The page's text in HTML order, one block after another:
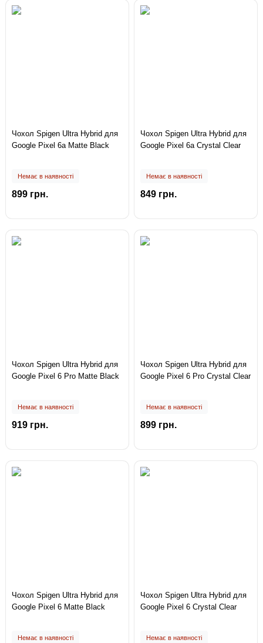
Чохол Spigen Ultra Hybrid для
Google Pixel 6a Matte Black
Немає в наявності
899 грн.
Чохол Spigen Ultra Hybrid для
Google Pixel 6a Crystal Clear
Немає в наявності
849 грн.
Чохол Spigen Ultra Hybrid для
Google Pixel 6 Pro Matte Black
Немає в наявності
919 грн.
Чохол Spigen Ultra Hybrid для
Google Pixel 6 Pro Crystal Clear
Немає в наявності
899 грн.
Чохол Spigen Ultra Hybrid для
Google Pixel 6 Matte Black
Немає в наявності
Чохол Spigen Ultra Hybrid для
Google Pixel 6 Crystal Clear
Немає в наявності